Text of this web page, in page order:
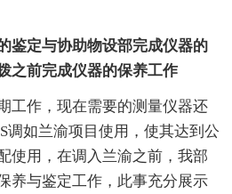
定与协助物设部完成仪器的
之前完成仪器的保养工作
作，现在需要的测量仪器还
调如兰渝项目使用，使其达到公
使用，在调入兰渝之前，我部
养与鉴定工作，此事充分展示